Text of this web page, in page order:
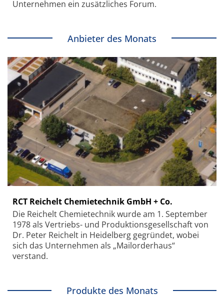
Unternehmen ein zusätzliches Forum.
Anbieter des Monats
RCT Reichelt Chemietechnik GmbH + Co.
Die Reichelt Chemietechnik wurde am 1. September
1978 als Vertriebs- und Produktionsgesellschaft von
Dr. Peter Reichelt in Heidelberg gegründet, wobei
sich das Unternehmen als „Mailorderhaus“
verstand.
Produkte des Monats